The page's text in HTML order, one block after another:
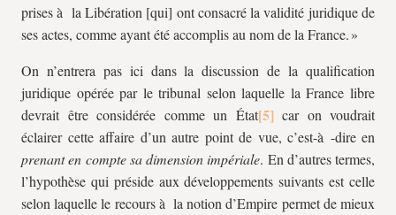
prises à la Libération [qui] ont consacré la validité juridique de
ses actes, comme ayant été accomplis au nom de la France. »
On n’entrera pas ici dans la discussion de la qualification
juridique opérée par le tribunal selon laquelle la France libre
devrait être considérée comme un État
car on voudrait
éclairer cette affaire d’un autre point de vue, c’est-à -dire en
prenant en compte sa dimension impériale. En d’autres termes,
l’hypothèse qui préside aux développements suivants est celle
selon laquelle le recours à la notion d’Empire permet de mieux